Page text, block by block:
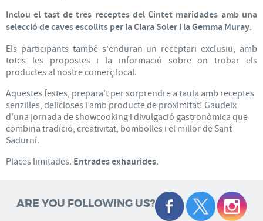
Inclou el tast de tres receptes del Cintet maridades amb una
selecció de caves escollits per la Clara Soler i la Gemma Muray.
Els participants també s’enduran un receptari exclusiu, amb
totes les propostes i la informació sobre on trobar els
productes al nostre comerç local.
Aquestes festes, prepara't per sorprendre a taula amb receptes
senzilles, delicioses i amb producte de proximitat! Gaudeix
d'una jornada de showcooking i divulgació gastronòmica que
combina tradició, creativitat, bombolles i el millor de Sant
Sadurní.
Places limitades. Entrades exhaurides.
ARE YOU FOLLOWING US?